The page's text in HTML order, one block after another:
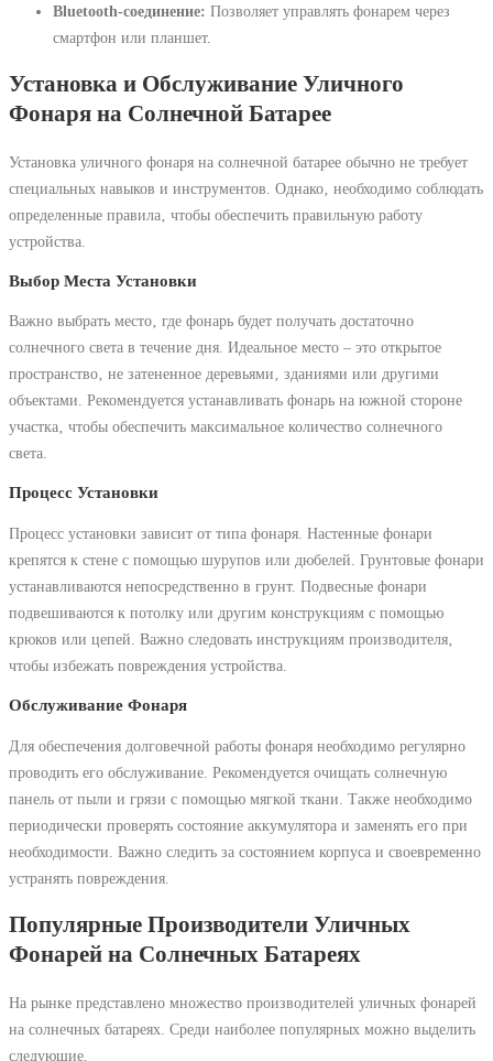
Bluetooth-соединение: Позволяет управлять фонарем через
смартфон или планшет.
Установка и Обслуживание Уличного
Фонаря на Солнечной Батарее
Установка уличного фонаря на солнечной батарее обычно не требует
специальных навыков и инструментов. Однако‚ необходимо соблюдать
определенные правила‚ чтобы обеспечить правильную работу
устройства.
Выбор Места Установки
Важно выбрать место‚ где фонарь будет получать достаточно
солнечного света в течение дня. Идеальное место – это открытое
пространство‚ не затененное деревьями‚ зданиями или другими
объектами. Рекомендуется устанавливать фонарь на южной стороне
участка‚ чтобы обеспечить максимальное количество солнечного
света.
Процесс Установки
Процесс установки зависит от типа фонаря. Настенные фонари
крепятся к стене с помощью шурупов или дюбелей. Грунтовые фонари
устанавливаются непосредственно в грунт. Подвесные фонари
подвешиваются к потолку или другим конструкциям с помощью
крюков или цепей. Важно следовать инструкциям производителя‚
чтобы избежать повреждения устройства.
Обслуживание Фонаря
Для обеспечения долговечной работы фонаря необходимо регулярно
проводить его обслуживание. Рекомендуется очищать солнечную
панель от пыли и грязи с помощью мягкой ткани. Также необходимо
периодически проверять состояние аккумулятора и заменять его при
необходимости. Важно следить за состоянием корпуса и своевременно
устранять повреждения.
Популярные Производители Уличных
Фонарей на Солнечных Батареях
На рынке представлено множество производителей уличных фонарей
на солнечных батареях. Среди наиболее популярных можно выделить
следующие.